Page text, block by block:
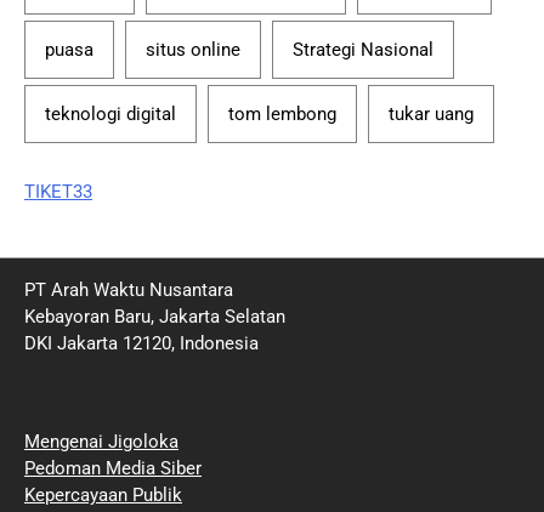
puasa situs online Strategi Nasional
teknologi digital tom lembong tukar uang
TIKET33
PT Arah Waktu Nusantara
Kebayoran Baru, Jakarta Selatan
DKI Jakarta 12120, Indonesia
Mengenai Jigoloka
Pedoman Media Siber
Kepercayaan Publik